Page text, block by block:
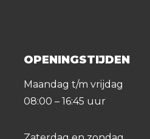
OPENINGSTIJDEN
Maandag t/m vrijdag
08:00 – 16:45 uur